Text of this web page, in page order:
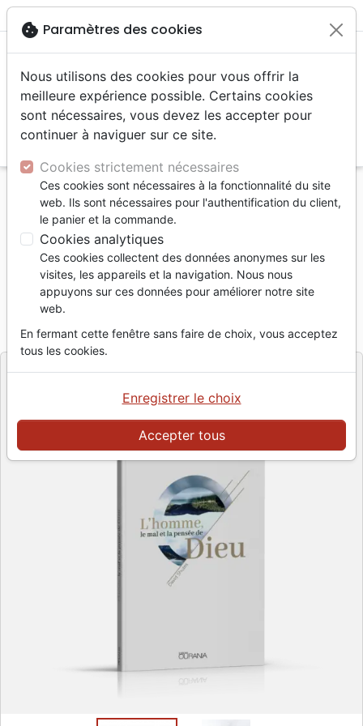
menu
Accueil Livres
Evangelisation
Livres d'évangélisation
Homme, le mal et la pensée de Dieu (L')
L'homme, le mal et la pensée de Dieu
Auteur :David Shutes
Référence
EditeurOurania
cookie Paramètres des cookies
Nous utilisons des cookies pour vous offrir la
meilleure expérience possible. Certains cookies
sont nécessaires, vous devez les accepter pour
continuer à naviguer sur ce site.
Cookies strictement nécessaires
Ces cookies sont nécessaires à la fonctionnalité du site
web. Ils sont nécessaires pour l'authentification du client,
le panier et la commande.
Cookies analytiques
Ces cookies collectent des données anonymes sur les
visites, les appareils et la navigation. Nous nous
appuyons sur ces données pour améliorer notre site
web.
En fermant cette fenêtre sans faire de choix, vous acceptez
tous les cookies.
Accepter tous
Enregistrer le choix